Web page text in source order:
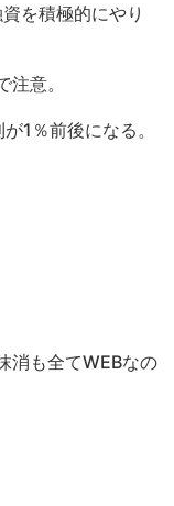
を積極的にやり
意。
1％前後になる。
消も全てWEBなの